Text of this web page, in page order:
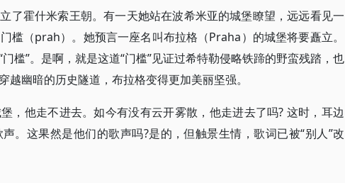
了霍什米索王朝。有一天她站在波希米亚的城堡瞭望，远远看见一
槛（prah）。她预言一座名叫布拉格（Praha）的城堡将要矗立。
槛”。是啊，就是这道“门槛”见证过希特勒侵略铁蹄的野蛮残踏，也
越幽暗的历史隧道，布拉格变得更加美丽坚强。
，他走不进去。如今有没有云开雾散，他走进去了吗? 这时，耳边
。这果然是他们的歌声吗?是的，但触景生情，歌词已被“别人”改